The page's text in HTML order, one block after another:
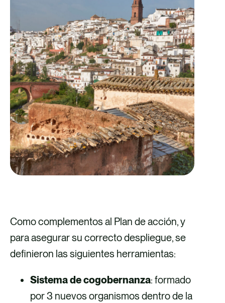
Como complementos al Plan de acción, y
para asegurar su correcto despliegue, se
definieron las siguientes herramientas:
Sistema de cogobernanza: formado
por 3 nuevos organismos dentro de la